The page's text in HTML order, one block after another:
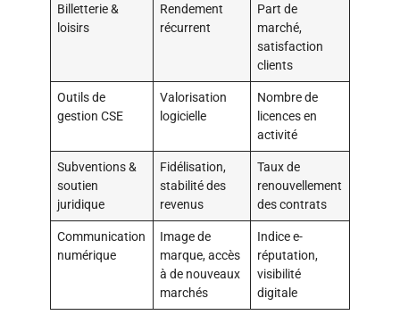
Billetterie &
loisirs
Rendement
récurrent
Part de
marché,
satisfaction
clients
Outils de
gestion CSE
Valorisation
logicielle
Nombre de
licences en
activité
Subventions &
soutien
juridique
Fidélisation,
stabilité des
revenus
Taux de
renouvellement
des contrats
Communication
numérique
Image de
marque, accès
à de nouveaux
marchés
Indice e-
réputation,
visibilité
digitale